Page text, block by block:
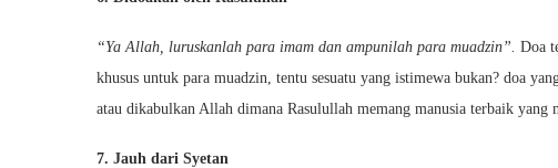
“Ya Allah, luruskanlah para imam dan ampunilah para muadzin”. Doa
khusus untuk para muadzin, tentu sesuatu yang istimewa bukan? doa
atau dikabulkan Allah dimana Rasulullah memang manusia terbaik yang
7. Jauh dari Syetan